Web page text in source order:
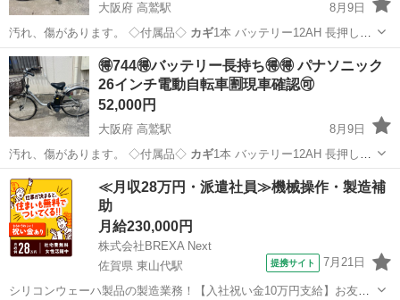
大阪府 高鷲駅
8月9日
汚れ、傷があります。 ◇付属品◇ カギ1本 バッテリー12AH 長押し5
点灯…
大阪 羽曳野市 高鷲駅 電動アシスト自転車 バッテリー
🉐744🉐バッテリー長持ち🉐🉐 パナソニック
26インチ電動自転車🈹現車確認🉑
52,000円
大阪府 高鷲駅
8月9日
汚れ、傷があります。 ◇付属品◇ カギ1本 バッテリー12AH 長押し5
点灯…
大阪 羽曳野市 高鷲駅 電動アシスト自転車 バッテリー
≪月収28万円・派遣社員≫機械操作・製造補
助
月給230,000円
株式会社BREXA Next
佐賀県 東山代駅
提携サイト 7月21日
シリコンウェーハ製品の製造業務！【入社祝い金10万円支給】お友達